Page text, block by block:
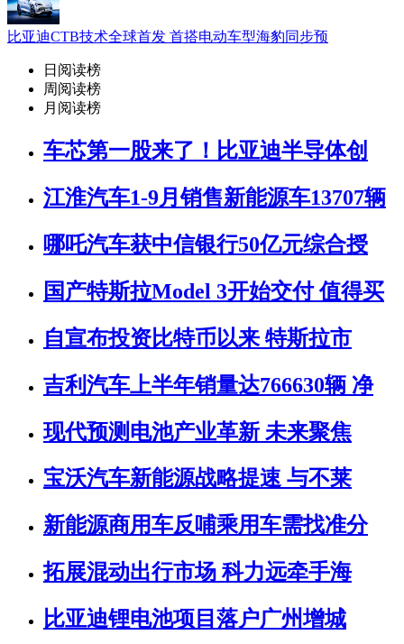
比亚迪CTB技术全球首发 首搭电动车型海豹同步预
日阅读榜
周阅读榜
月阅读榜
车芯第一股来了！比亚迪半导体创
江淮汽车1-9月销售新能源车13707辆
哪吒汽车获中信银行50亿元综合授
国产特斯拉Model 3开始交付 值得买
自宣布投资比特币以来 特斯拉市
吉利汽车上半年销量达766630辆 净
现代预测电池产业革新 未来聚焦
宝沃汽车新能源战略提速 与不莱
新能源商用车反哺乘用车需找准分
拓展混动出行市场 科力远牵手海
比亚迪锂电池项目落户广州增城